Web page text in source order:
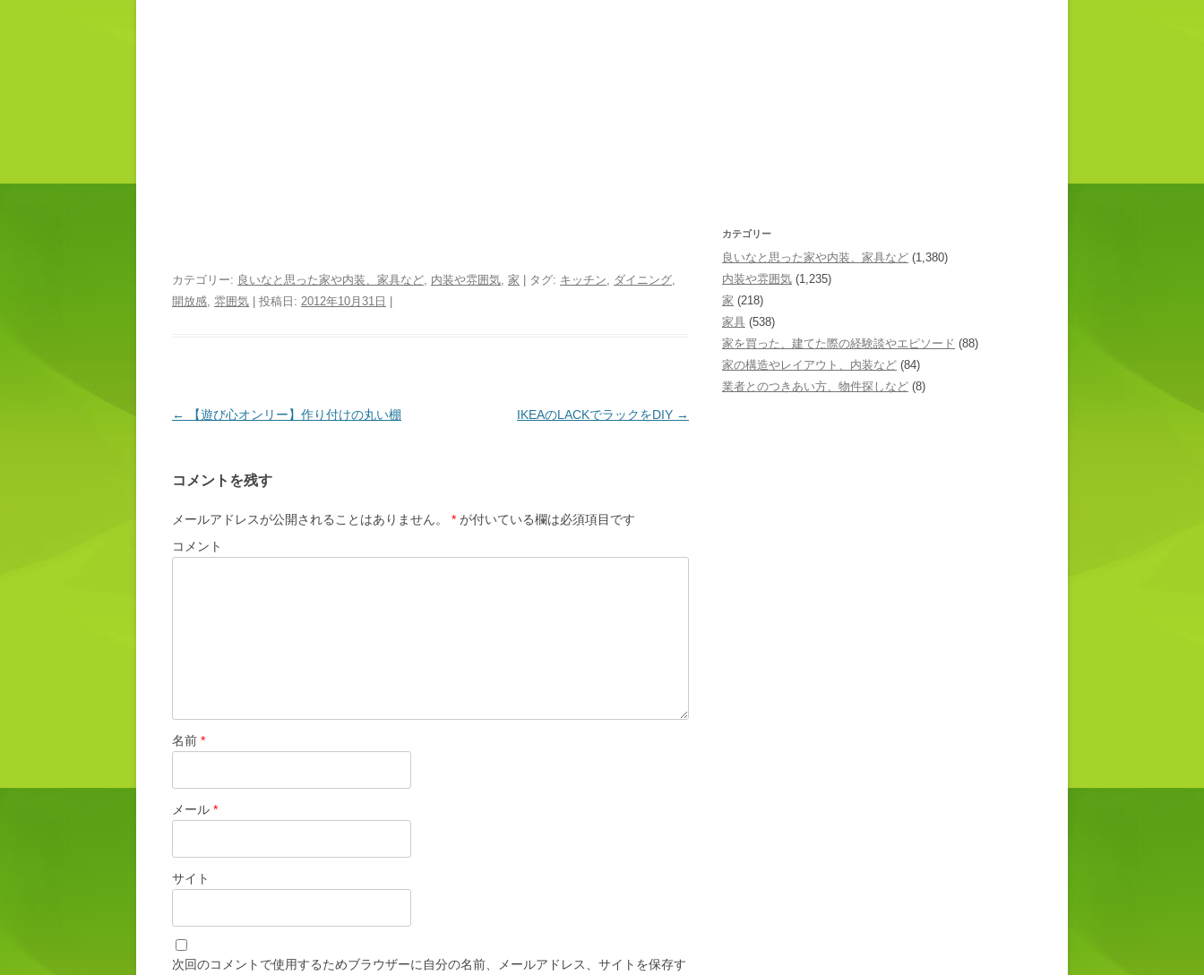
カテゴリー: 良いなと思った家や内装、家具など, 内装や雰囲気, 家 | タグ: キッチン, ダイニング,
開放感, 雰囲気 | 投稿日: 2012年10月31日
投稿ナビゲーション
← 【遊び心オンリー】作り付けの丸い棚 IKEAのLACKでラックをDIY →
コメントを残す
メールアドレスが公開されることはありません。 * が付いている欄は必須項目です
コメント
名前 *
メール *
サイト
次回のコメントで使用するためブラウザーに自分の名前、メールアドレス、サイトを保存す
カテゴリー
良いなと思った家や内装、家具など (1,380)
内装や雰囲気 (1,235)
家 (218)
家具 (538)
家を買った、建てた際の経験談やエピソード (88)
家の構造やレイアウト、内装など (84)
業者とのつきあい方、物件探しなど (8)